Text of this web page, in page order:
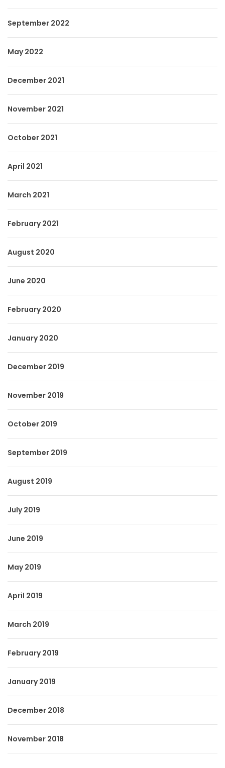
September 2022
May 2022
December 2021
November 2021
October 2021
April 2021
March 2021
February 2021
August 2020
June 2020
February 2020
January 2020
December 2019
November 2019
October 2019
September 2019
August 2019
July 2019
June 2019
May 2019
April 2019
March 2019
February 2019
January 2019
December 2018
November 2018